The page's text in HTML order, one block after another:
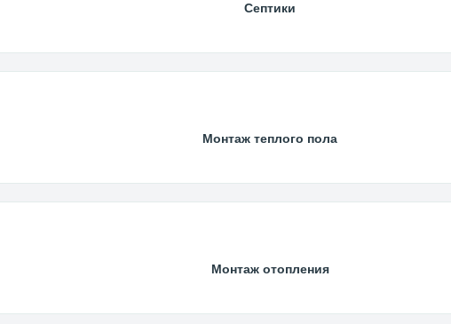
Септики
Монтаж теплого пола
Монтаж отопления